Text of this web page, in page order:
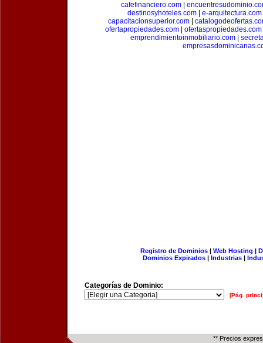
cafefinanciero.com
destinosyhoteles.com
e-arquitectura.com
capacitacionsuperior.com
ofertapropiedades.com
ofertaspropiedades.com
emprendimientoinmobiliario.com|
Registro de Dominios| Web Hosting |
Dominios Expirados | Industrias |
Categorías de Dominio:
[Pág.
** Precios